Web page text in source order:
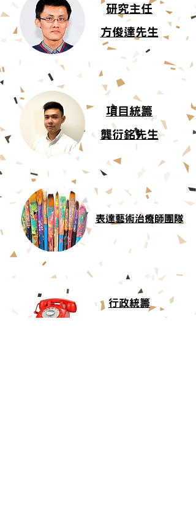
行政統籌
表達藝術治療師團隊
項目統籌
龔衍銘先生
研究主任
方俊達先生